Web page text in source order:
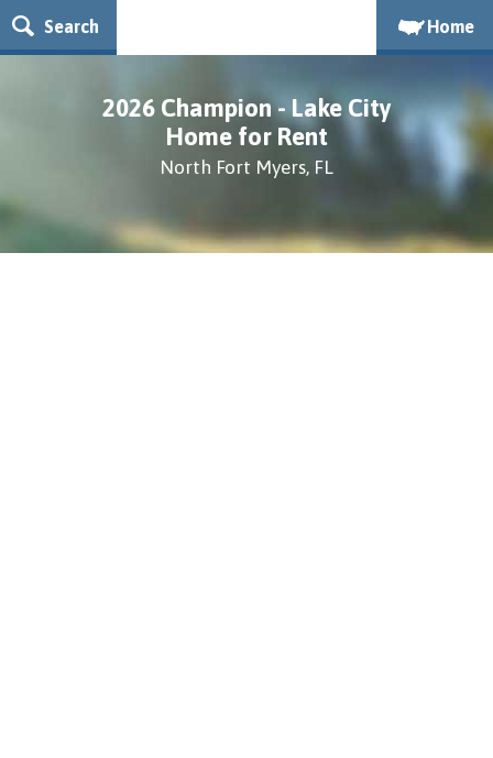
Search Home
2026 Champion - Lake City
Home for Rent
North Fort Myers, FL